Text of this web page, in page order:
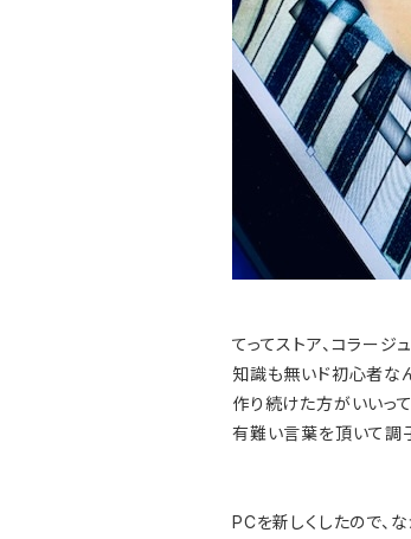
てってストア、コラージ
知識も無いド初心者なん
作り続けた方がいいっ
有難い言葉を頂いて調
PCを新しくしたので、